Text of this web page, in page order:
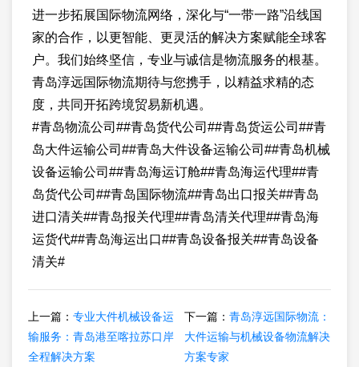
进一步拓展国际物流网络，深化与“一带一路”沿线国
家的合作，以更智能、更灵活的解决方案赋能全球客
户。我们始终坚信，专业与诚信是物流服务的根基。
青岛淳远国际物流期待与您携手，以精益求精的态
度，共同开拓跨境贸易新机遇。
#青岛物流公司##青岛货代公司##青岛货运公司##青
岛大件运输公司##青岛大件设备运输公司##青岛机械
设备运输公司##青岛海运订舱##青岛海运代理##青
岛货代公司##青岛国际物流##青岛出口报关##青岛
进口清关##青岛报关代理##青岛清关代理##青岛海
运货代##青岛海运出口##青岛设备报关##青岛设备
清关#
上一篇： 专业大件机械设备运
输服务：青岛港至喀拉苏口岸
全程解决方案
下一篇：青岛淳远国际物流：
大件运输与机械设备物流解决
方案专家